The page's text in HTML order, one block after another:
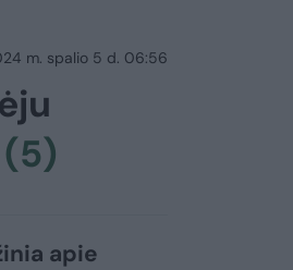
m. spalio 5 d. 06:56
(5)
apie